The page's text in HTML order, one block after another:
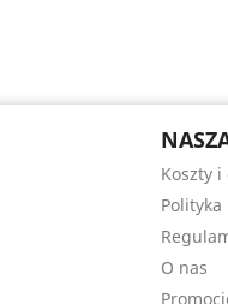
Koszty i
O nas